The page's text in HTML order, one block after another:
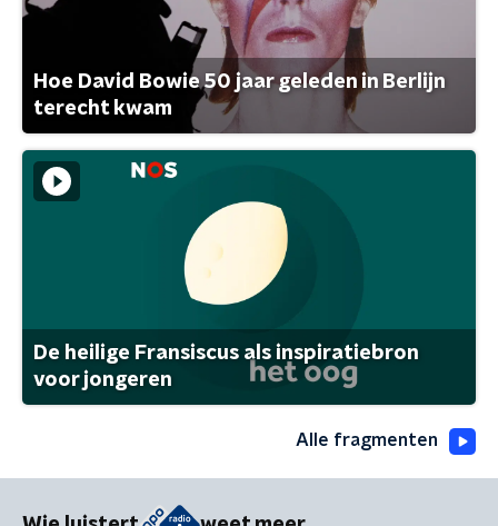
Hoe David Bowie 50 jaar geleden in Berlijn
terecht kwam
De heilige Fransiscus als inspiratiebron
voor jongeren
Alle fragmenten